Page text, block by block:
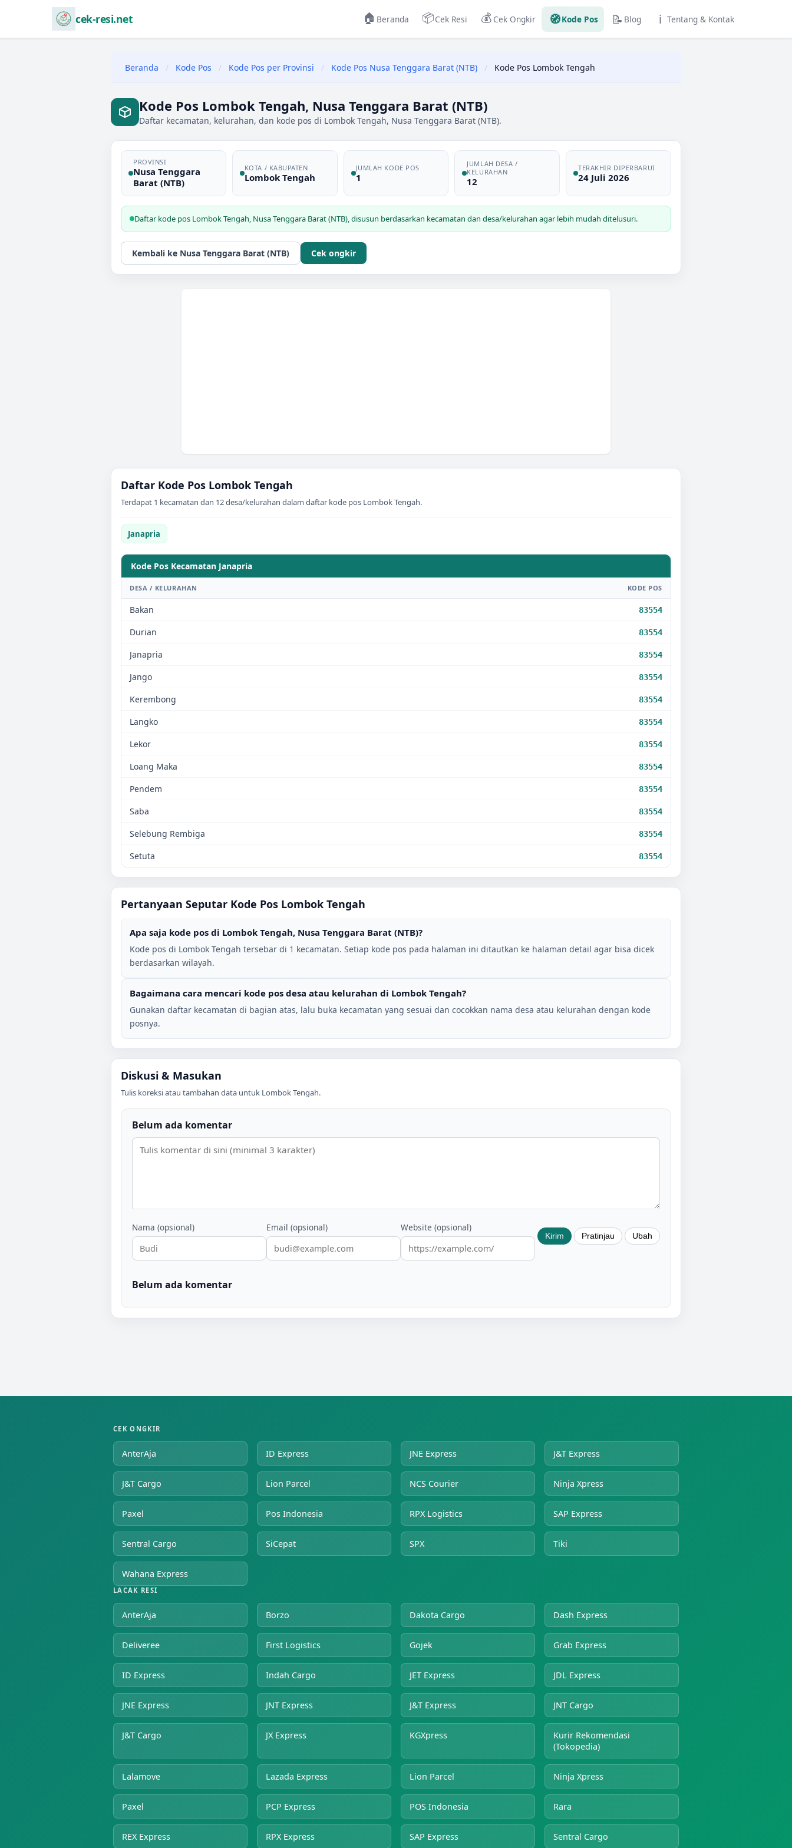
cek-resi.net 🏠 Beranda 📦Cek Resi 💰 Cek Ongkir 🧭Kode Pos 📝 Blog ℹ️ Tentang & Kontak
Beranda / Kode Pos / Kode Pos per Provinsi / Kode Pos Nusa Tenggara Barat (NTB) / Kode Pos Lombok Tengah
Kode Pos Lombok Tengah, Nusa Tenggara Barat (NTB)
Daftar kecamatan, kelurahan, dan kode pos di Lombok Tengah, Nusa Tenggara Barat (NTB).
PROVINSI
Nusa Tenggara
Barat (NTB)
KOTA / KABUPATEN
Lombok Tengah
JUMLAH KODE POS
1
JUMLAH DESA /
KELURAHAN
12
TERAKHIR DIPERBARUI
24 Juli 2026
Daftar kode pos Lombok Tengah, Nusa Tenggara Barat (NTB), disusun berdasarkan kecamatan dan desa/kelurahan agar lebih mudah ditelusuri.
Kembali ke Nusa Tenggara Barat (NTB) Cek ongkir
Daftar Kode Pos Lombok Tengah
Terdapat 1 kecamatan dan 12desa/kelurahan dalam daftar kode pos Lombok Tengah.
Janapria
Kode Pos Kecamatan Janapria
DESA / KELURAHAN KODE POS
Bakan 83554
Durian 83554
Janapria 83554
Jango 83554
Kerembong 83554
Langko 83554
Lekor 83554
Loang Maka 83554
Pendem 83554
Saba 83554
Selebung Rembiga 83554
Setuta 83554
Pertanyaan Seputar Kode Pos Lombok Tengah
Apa saja kode pos di Lombok Tengah, Nusa Tenggara Barat (NTB)?
Kode pos di Lombok Tengah tersebar di 1 kecamatan. Setiap kode pos pada halaman ini ditautkan ke halaman detail agar bisa dicek
berdasarkan wilayah.
Bagaimana cara mencari kode pos desa atau kelurahan di Lombok Tengah?
Gunakan daftar kecamatan di bagian atas, lalu buka kecamatan yang sesuai dan cocokkan nama desa atau kelurahan dengan kode
posnya.
Diskusi & Masukan
Tulis koreksi atau tambahan data untuk Lombok Tengah.
Belum ada komentar
Nama (opsional) Email (opsional) Website (opsional)
Belum ada komentar
CEK ONGKIR
AnterAja ID Express JNE Express J&T Express
J&T Cargo Lion Parcel NCS Courier Ninja Xpress
Paxel Pos Indonesia RPX Logistics SAP Express
Sentral Cargo SiCepat SPX Tiki
Wahana Express
LACAK RESI
AnterAja Borzo Dakota Cargo Dash Express
Deliveree First Logistics Gojek Grab Express
ID Express Indah Cargo JET Express JDL Express
JNE Express JNT Express J&T Express JNT Cargo
J&T Cargo JX Express KGXpress
Kurir Rekomendasi
(Tokopedia)
Lalamove Lazada Express Lion Parcel Ninja Xpress
Paxel PCP Express POS Indonesia Rara
REX Express RPX Express SAP Express Sentral Cargo